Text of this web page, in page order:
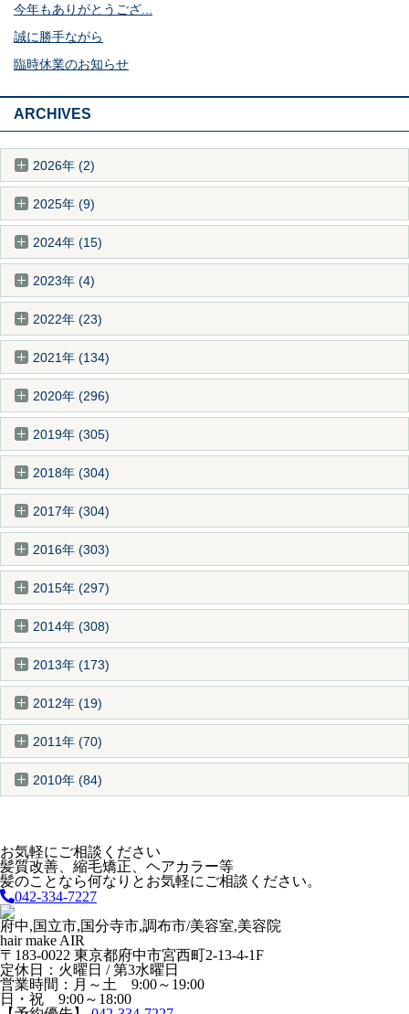
今年もありがとうござ...
誠に勝手ながら
臨時休業のお知らせ
ARCHIVES
2026年 (2)
2025年 (9)
2024年 (15)
2023年 (4)
2022年 (23)
2021年 (134)
2020年 (296)
2019年 (305)
2018年 (304)
2017年 (304)
2016年 (303)
2015年 (297)
2014年 (308)
2013年 (173)
2012年 (19)
2011年 (70)
2010年 (84)
お気軽にご相談ください
髪質改善、縮毛矯正、ヘアカラー等
髪のことなら何なりとお気軽にご相談ください。
042-334-7227
府中,国立市,国分寺市,調布市/美容室,美容院
hair make AIR
〒183-0022 東京都府中市宮西町2-13-4-1F
定休日：火曜日 / 第3水曜日
営業時間：月～土 9:00～19:00
日・祝 9:00～18:00